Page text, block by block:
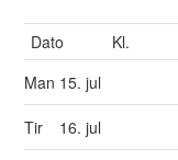
Dato Kl.
Man 15. jul
Tir 16. jul